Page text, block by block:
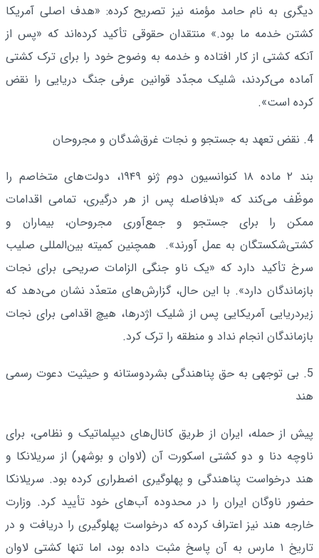
دیگری به نام حامد مؤمنه نیز تصریح کرده: «هدف اصلی آمریکا
کشتن خدمه ما بود.» منتقدان حقوقی تأکید کرده‌اند که «پس از
آنکه کشتی از کار افتاده و خدمه به وضوح خود را برای ترک کشتی
آماده می‌کردند، شلیک مجدّد قوانین عرفی جنگ دریایی را نقض
کرده است».
4. نقض تعهد به جستجو و نجات غرق‌شدگان و مجروحان
بند ۲ ماده ۱۸ کنوانسیون دوم ژنو ۱۹۴۹، دولت‌های متخاصم را
موظّف می‌کند که «بلافاصله پس از هر درگیری، تمامی اقدامات
ممکن را برای جستجو و جمع‌آوری مجروحان، بیماران و
کشتی‌شکستگان به عمل آورند». همچنین کمیته بین‌المللی صلیب
سرخ تأکید دارد که «یک ناو جنگی الزامات صریحی برای نجات
بازماندگان دارد». با این حال، گزارش‌های متعدّد نشان می‌دهد که
زیردریایی آمریکایی پس از شلیک اژدرها، هیچ اقدامی برای نجات
بازماندگان انجام نداد و منطقه را ترک کرد.
5. بی­ توجهی به حق پناهندگی بشردوستانه و حیثیت دعوت رسمی
هند
پیش از حمله، ایران از طریق کانال‌های دیپلماتیک و نظامی، برای
ناوچه دنا و دو کشتی اسکورت آن (لاوان و بوشهر) از سریلانکا و
هند درخواست پناهندگی و پهلوگیری اضطراری کرده بود. سریلانکا
حضور ناوگان ایران را در محدوده آب‌های خود تأیید کرد. وزارت
خارجه هند نیز اعتراف کرده که درخواست پهلوگیری را دریافت و در
تاریخ ۱ مارس به آن پاسخ مثبت داده بود، اما تنها کشتی لاوان